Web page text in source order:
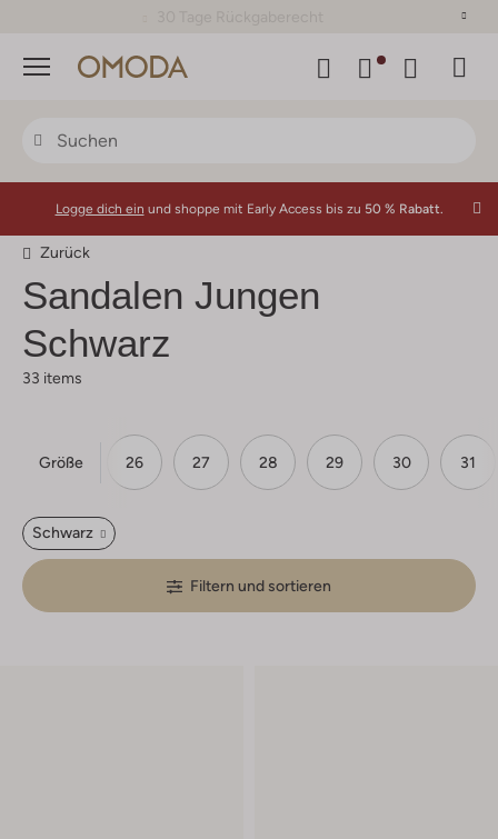
Menü
Logge dich ein und shoppe mit Early Access bis zu 50 % Rabatt.
Zurück
Sandalen Jungen
Schwarz
33 items
Größe
25 26 27 28 29 30 31
Schwarz
Filtern und sortieren